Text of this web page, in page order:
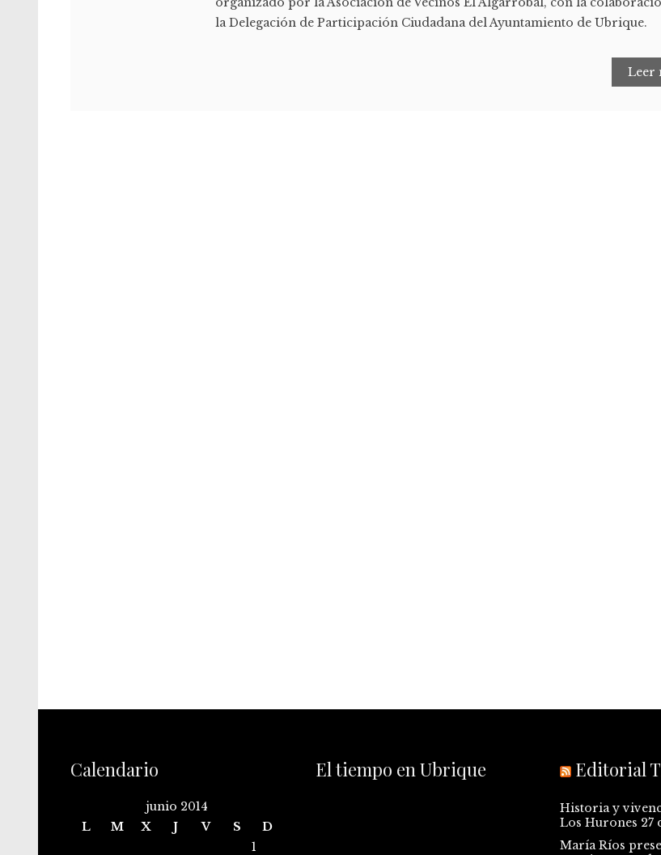
la Delegación de Participación Ciudadana del Ayuntamiento de Ubrique.
Leer
Calendario
junio 2014
L
M X J V S
D
1
El tiempo en Ubrique Editorial
Historia y
Los Hurones 27
María Ríos